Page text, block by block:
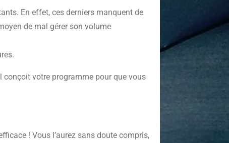
En effet, ces derniers manquent de
de mal gérer son volume
conçoit votre programme pour que vous
! Vous l’aurez sans doute compris,